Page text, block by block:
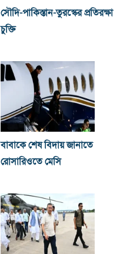
সৌদি-পাকিস্তান-তুরস্কের প্রতিরক্ষা
চুক্তি
বাবাকে শেষ বিদায় জানাতে
রোসারিওতে মেসি